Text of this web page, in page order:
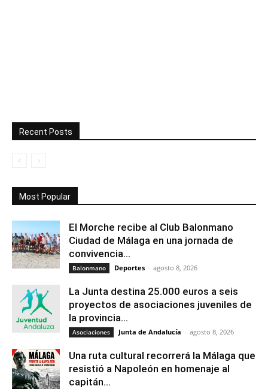
Recent Posts
Most Popular
El Morche recibe al Club Balonmano
Ciudad de Málaga en una jornada de
convivencia...
Balonmano Deportes - agosto 8, 2026
La Junta destina 25.000 euros a seis
proyectos de asociaciones juveniles de
la provincia...
Asociaciones Junta de Andalucía - agosto 8, 2026
Una ruta cultural recorrerá la Málaga que
resistió a Napoleón en homenaje al
capitán...